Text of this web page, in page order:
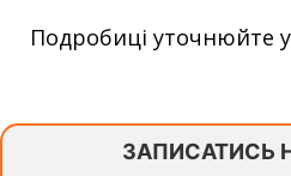
Подробиці уточнюйте
ЗАПИСАТИСЬ